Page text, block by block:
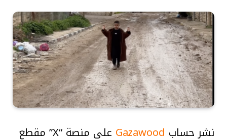
نشر حساب Gazawood
على منصة “X” مقطع